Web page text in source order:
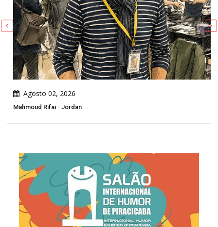
Agosto 02, 2026
Mahmoud Rifai - Jordan